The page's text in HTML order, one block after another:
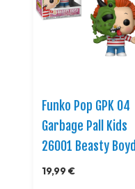
Funko Pop GPK 04
Garbage Pall Kids
26001 Beasty Boyd
19,99 €